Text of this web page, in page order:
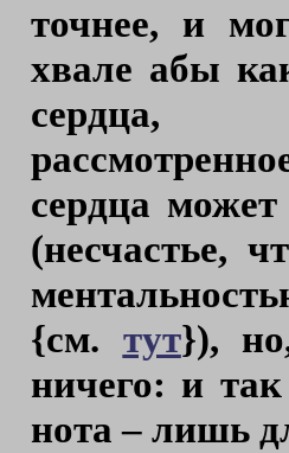
точнее, и
хвале абы
сердца,
сердца
(несчастье,
{см. тут}),
ничего: и
нота – лишь